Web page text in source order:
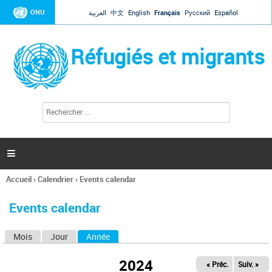
Jump to navigation
ONU العربية 中文 English Français Русский Español
Réfugiés et migrants
l
c
h
e

Vous
ici
Accueil›Calendrier› Events calendar
Events calendar
Mois Jour Année
2024 « Préc. Suiv. »